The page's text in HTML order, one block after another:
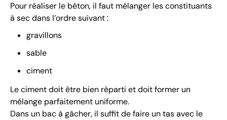
Pour réaliser le béton, il faut mélanger les constituants
à sec dans l’ordre suivant :
gravillons
sable
ciment
Le ciment doit être bien réparti et doit former un
mélange parfaitement uniforme.
Dans un bac à gâcher, il suffit de faire un tas avec le